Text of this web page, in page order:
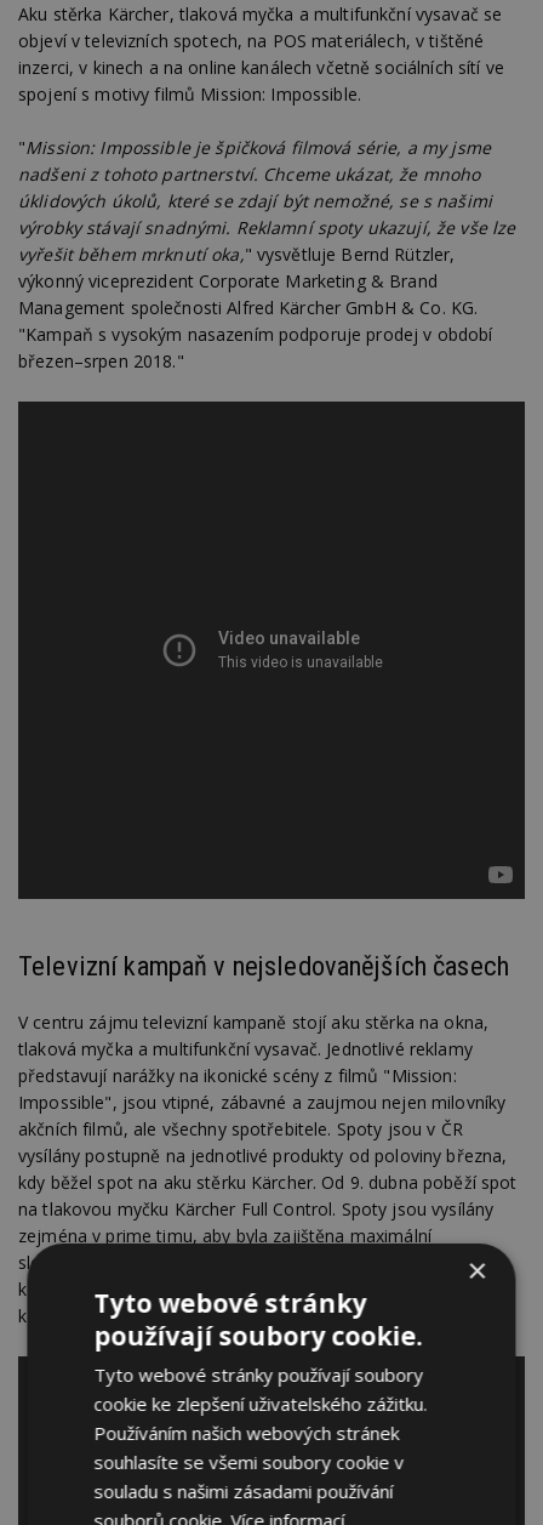
Aku stěrka Kärcher, tlaková myčka a multifunkční vysavač se
objeví v televizních spotech, na POS materiálech, v tištěné
inzerci, v kinech a na online kanálech včetně sociálních sítí ve
spojení s motivy filmů Mission: Impossible.
"Mission: Impossible je špičková filmová série, a my jsme
nadšeni z tohoto partnerství. Chceme ukázat, že mnoho
úklidových úkolů, které se zdají být nemožné, se s našimi
výrobky stávají snadnými. Reklamní spoty ukazují, že vše lze
vyřešit během mrknutí oka," vysvětluje Bernd Rützler,
výkonný viceprezident Corporate Marketing & Brand
Management společnosti Alfred Kärcher GmbH & Co. KG.
"Kampaň s vysokým nasazením podporuje prodej v období
březen–srpen 2018."
Televizní kampaň v nejsledovanějších časech
V centru zájmu televizní kampaně stojí aku stěrka na okna,
tlaková myčka a multifunkční vysavač. Jednotlivé reklamy
představují narážky na ikonické scény z filmů "Mission:
Impossible", jsou vtipné, zábavné a zaujmou nejen milovníky
akčních filmů, ale všechny spotřebitele. Spoty jsou v ČR
vysílány postupně na jednotlivé produkty od poloviny března,
kdy běžel spot na aku stěrku Kärcher. Od 9. dubna poběží spot
na tlakovou myčku Kärcher Full Control. Spoty jsou vysílány
zejména v prime timu, aby byla zajištěna maximální
sledovanost v cílové skupině. Kromě toho jsou k dispozici
kompletní POS materiály, inzerce spojená s PR a online
komunikace.
×
Tyto webové stránky
používají soubory cookie.
Tyto webové stránky používají soubory
cookie ke zlepšení uživatelského zážitku.
Používáním našich webových stránek
souhlasíte se všemi soubory cookie v
souladu s našimi zásadami používání
souborů cookie.Více informací